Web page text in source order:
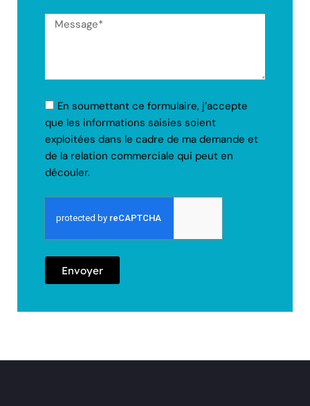
En soumettant ce formulaire, j’accepte
que les informations saisies soient
exploitées dans le cadre de ma demande et
de la relation commerciale qui peut en
découler.
Envoyer